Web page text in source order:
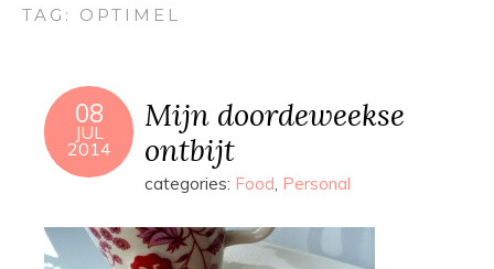
TAG: OPTIMEL
08
JUL
2014
Mijn doordeweekse
ontbijt
categories: Food, Personal